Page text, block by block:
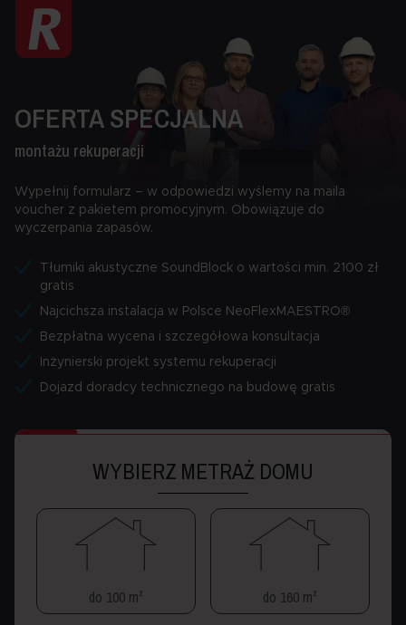
OFERTA SPECJALNA
montażu rekuperacji
Wypełnij formularz – w odpowiedzi wyślemy na maila
voucher z pakietem promocyjnym. Obowiązuje do
wyczerpania zapasów.
Tłumiki akustyczne SoundBlock o wartości min. 2100 zł
gratis
Najcichsza instalacja w Polsce NeoFlexMAESTRO®
Bezpłatna wycena i szczegółowa konsultacja
Inżynierski projekt systemu rekuperacji
Dojazd doradcy technicznego na budowę gratis
WYBIERZ METRAŻ DOMU
do 100 m² do 160 m²